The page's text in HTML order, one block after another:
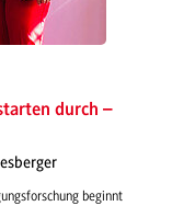
durch –
beginnt